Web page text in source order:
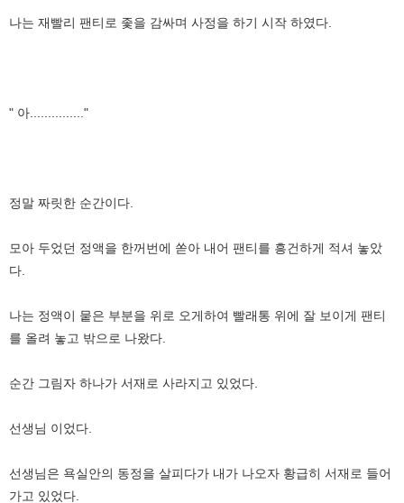
나는 재빨리 팬티로 좇을 감싸며 사정을 하기 시작 하였다.
" 아..............."
정말 짜릿한 순간이다.
모아 두었던 정액을 한꺼번에 쏟아 내어 팬티를 흥건하게 적셔 놓았
다.
나는 정액이 뭍은 부분을 위로 오게하여 빨래통 위에 잘 보이게 팬티
를 올려 놓고 밖으로 나왔다.
순간 그림자 하나가 서재로 사라지고 있었다.
선생님 이었다.
선생님은 욕실안의 동정을 살피다가 내가 나오자 황급히 서재로 들어
가고 있었다.